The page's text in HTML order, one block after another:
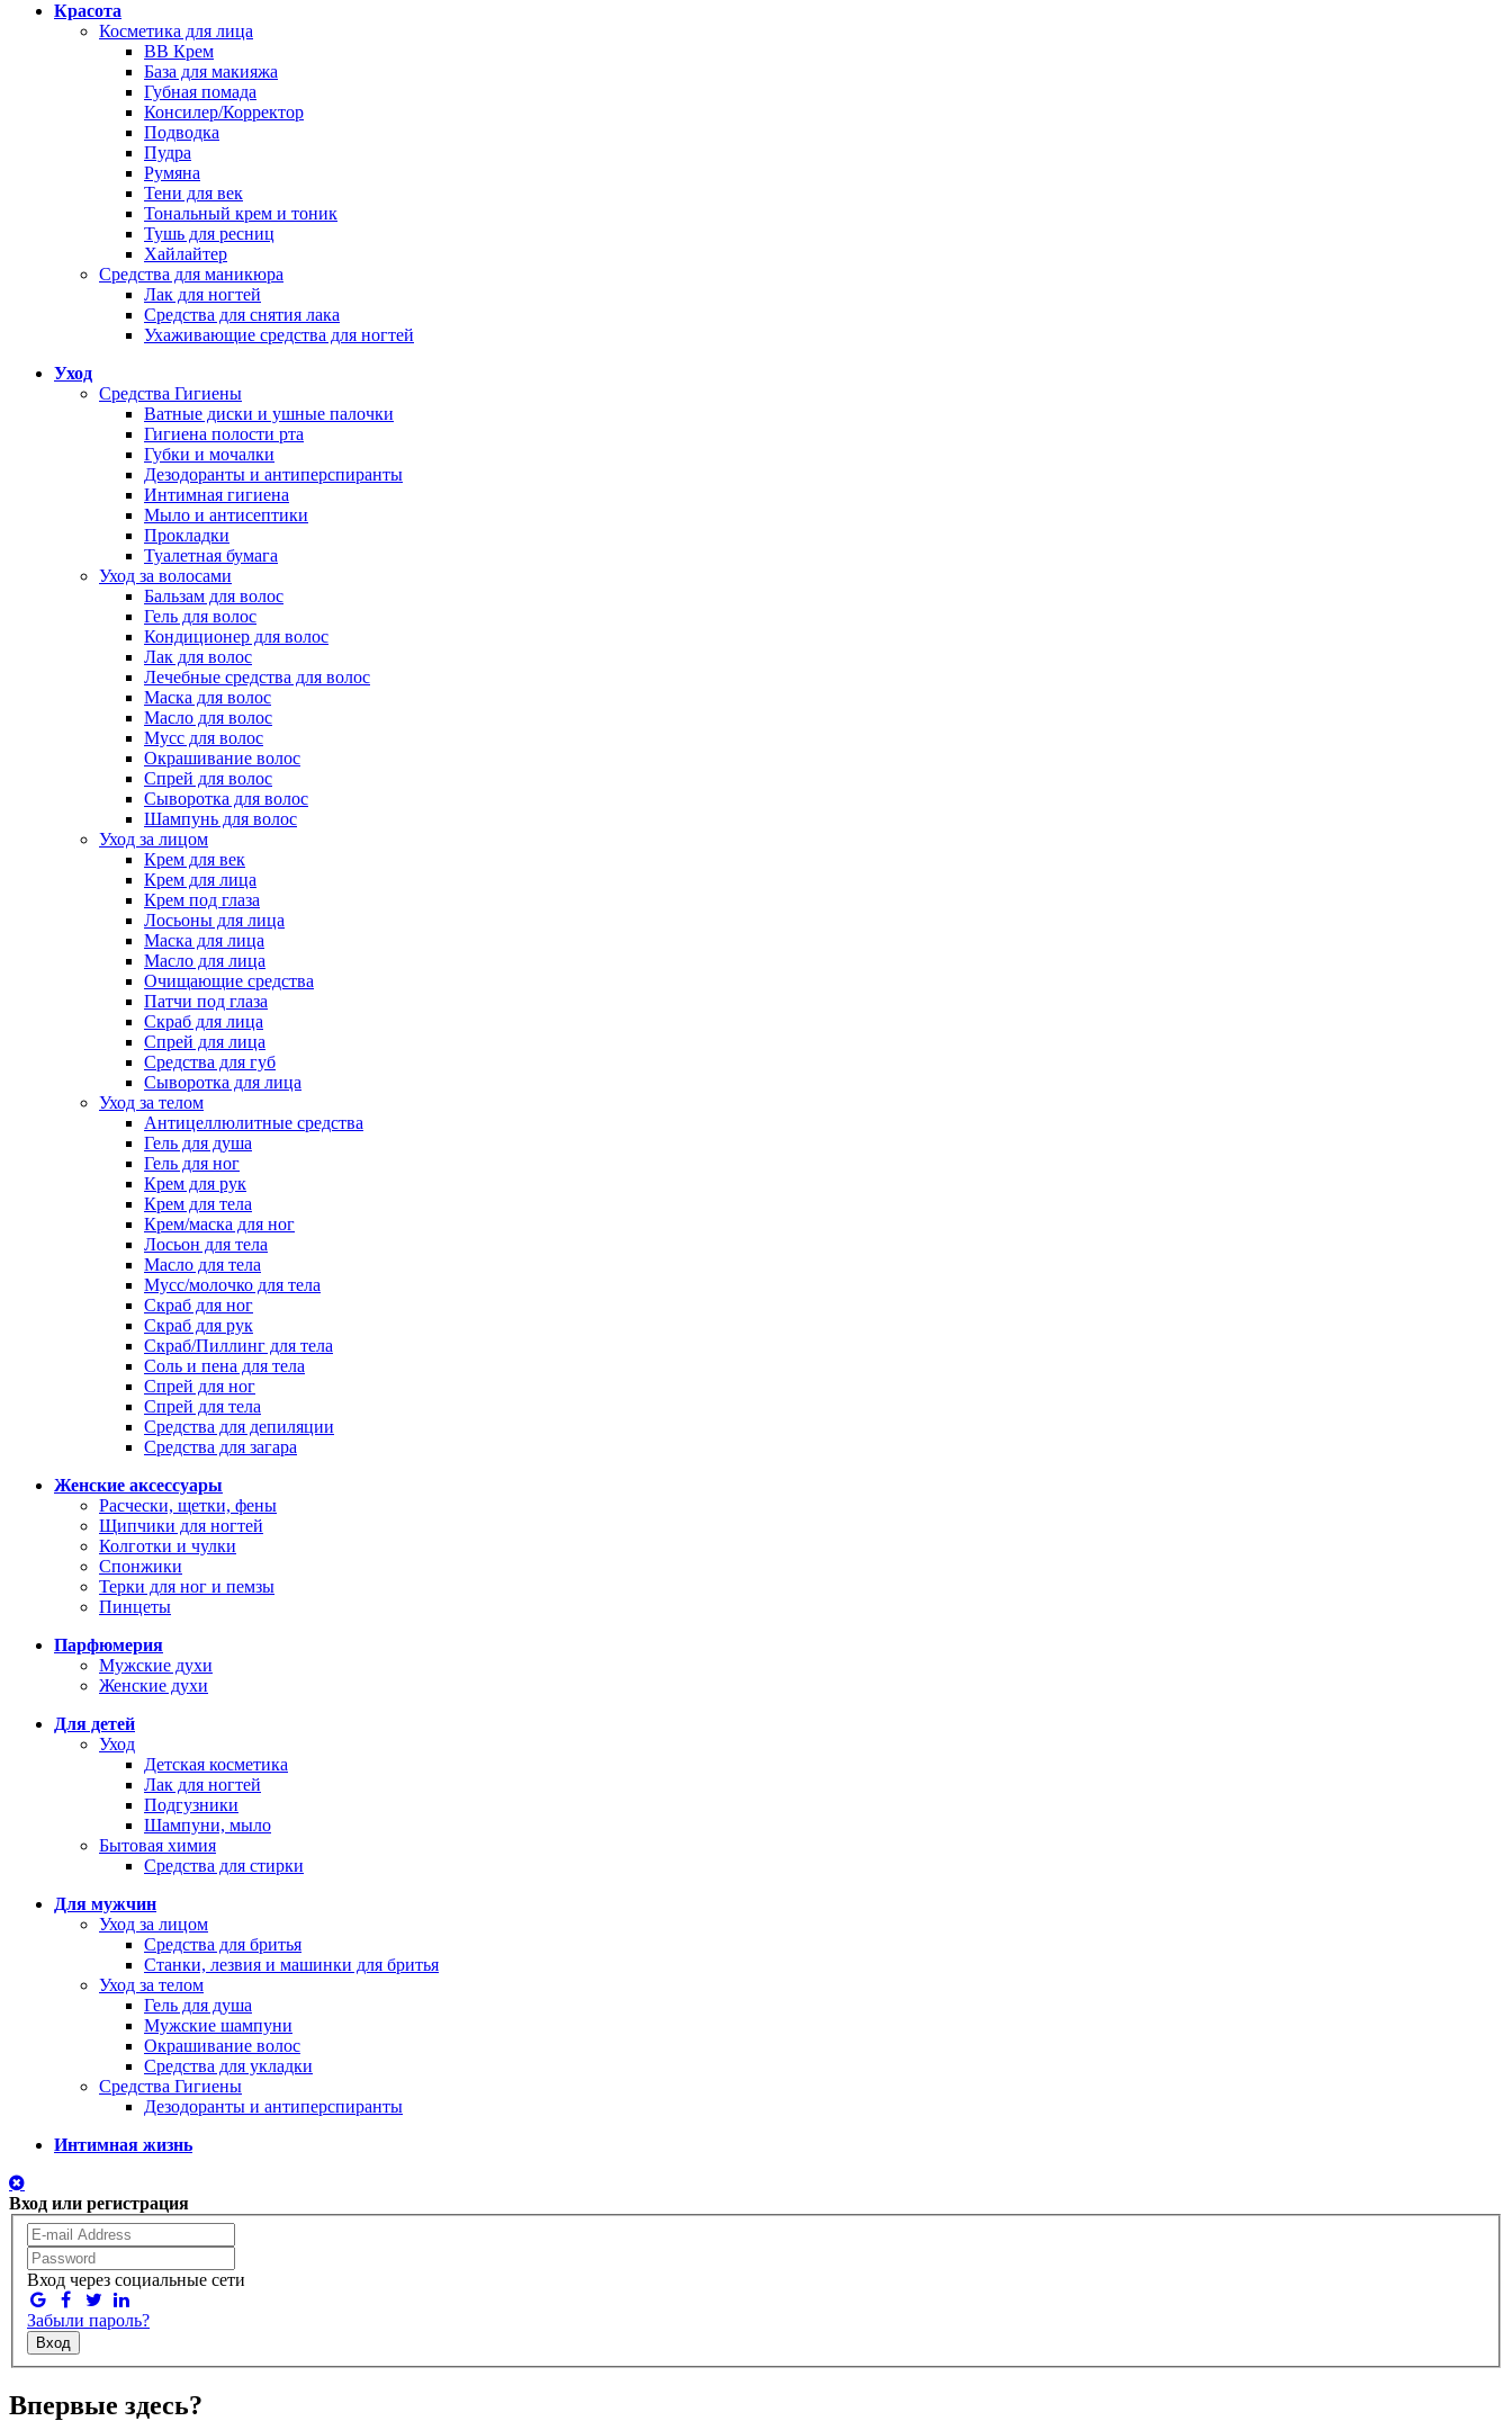
Красота
Косметика для лица
BB Крем
База для макияжа
Губная помада
Консилер/Корректор
Подводка
Пудра
Румяна
Тени для век
Тональный крем и тоник
Тушь для ресниц
Хайлайтер
Средства для маникюра
Лак для ногтей
Средства для снятия лака
Ухаживающие средства для ногтей
Уход
Средства Гигиены
Ватные диски и ушные палочки
Гигиена полости рта
Губки и мочалки
Дезодоранты и антиперспиранты
Интимная гигиена
Мыло и антисептики
Прокладки
Туалетная бумага
Уход за волосами
Бальзам для волос
Гель для волос
Кондиционер для волос
Лак для волос
Лечебные средства для волос
Маска для волос
Масло для волос
Мусс для волос
Окрашивание волос
Спрей для волос
Сыворотка для волос
Шампунь для волос
Уход за лицом
Крем для век
Крем для лица
Крем под глаза
Лосьоны для лица
Маска для лица
Масло для лица
Очищающие средства
Патчи под глаза
Скраб для лица
Спрей для лица
Средства для губ
Сыворотка для лица
Уход за телом
Антицеллюлитные средства
Гель для душа
Гель для ног
Крем для рук
Крем для тела
Крем/маска для ног
Лосьон для тела
Масло для тела
Мусс/молочко для тела
Скраб для ног
Скраб для рук
Скраб/Пиллинг для тела
Соль и пена для тела
Спрей для ног
Спрей для тела
Средства для депиляции
Средства для загара
Женские аксессуары
Расчески, щетки, фены
Щипчики для ногтей
Колготки и чулки
Спонжики
Терки для ног и пемзы
Пинцеты
Парфюмерия
Мужские духи
Женские духи
Для детей
Уход
Детская косметика
Лак для ногтей
Подгузники
Шампуни, мыло
Бытовая химия
Средства для стирки
Для мужчин
Уход за лицом
Средства для бритья
Станки, лезвия и машинки для бритья
Уход за телом
Гель для душа
Мужские шампуни
Окрашивание волос
Средства для укладки
Средства Гигиены
Дезодоранты и антиперспиранты
Интимная жизнь
Вход или регистрация
Вход через социальные сети
Забыли пароль?
Вход
Впервые здесь?